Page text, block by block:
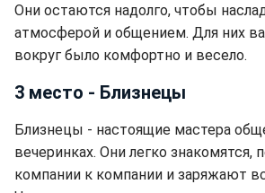
Они остаются надолго, чтобы
атмосферой и общением. Для них
вокруг было комфортно и весело.
3 место - Близнецы
Близнецы - настоящие мастера
вечеринках. Они легко знакомятся,
компании к компании и заряжают